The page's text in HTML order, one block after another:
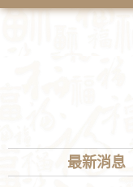
最新消息